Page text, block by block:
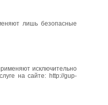
лишь безопасные
исключительно
на сайте: http://gup-